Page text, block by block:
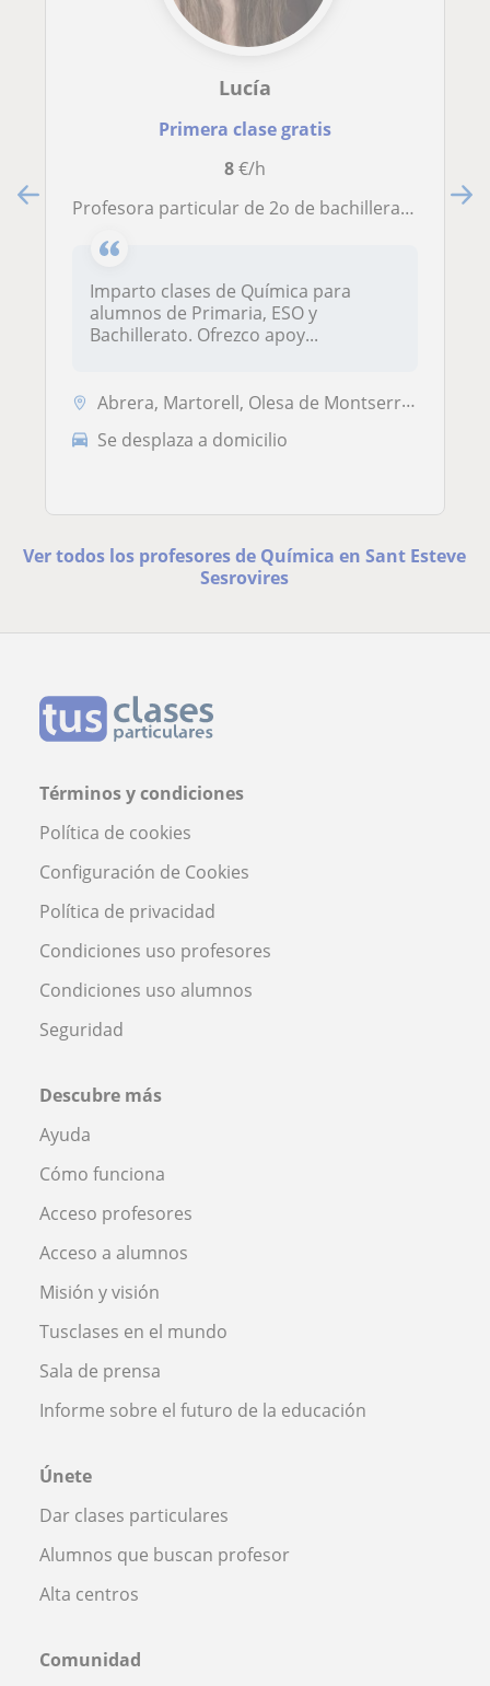
Lucía
Primera clase gratis
8€/h
Profesora particular de 2o de bachillerato, imparto clases tanto presenciales el el domicilio del alumno como online
Imparto clases de Química para
alumnos de Primaria, ESO y
Bachillerato. Ofrezco apoy...
Abrera, Martorell, Olesa de Montserrat, Sant Esteve Sesrovires
Se desplaza a domicilio
Ver todos los profesores de Química en Sant Esteve
Sesrovires
Términos y condiciones
Política de cookies
Configuración de Cookies
Política de privacidad
Condiciones uso profesores
Condiciones uso alumnos
Seguridad
Descubre más
Ayuda
Cómo funciona
Acceso profesores
Acceso a alumnos
Misión y visión
Tusclases en el mundo
Sala de prensa
Informe sobre el futuro de la educación
Únete
Dar clases particulares
Alumnos que buscan profesor
Alta centros
Comunidad